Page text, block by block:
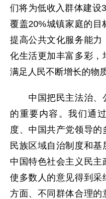
们将为低收入群体建设
覆盖20%城镇家庭的目
提高公共文化服务能力
化生活更加丰富多彩，
满足人民不断增长的物
中国把民主法治、
的重要内容。我们通
度、中国共产党领导的
民族区域自治制度和
中国特色社会主义民
使多数人的意见得到采
方面、不同群体合理的